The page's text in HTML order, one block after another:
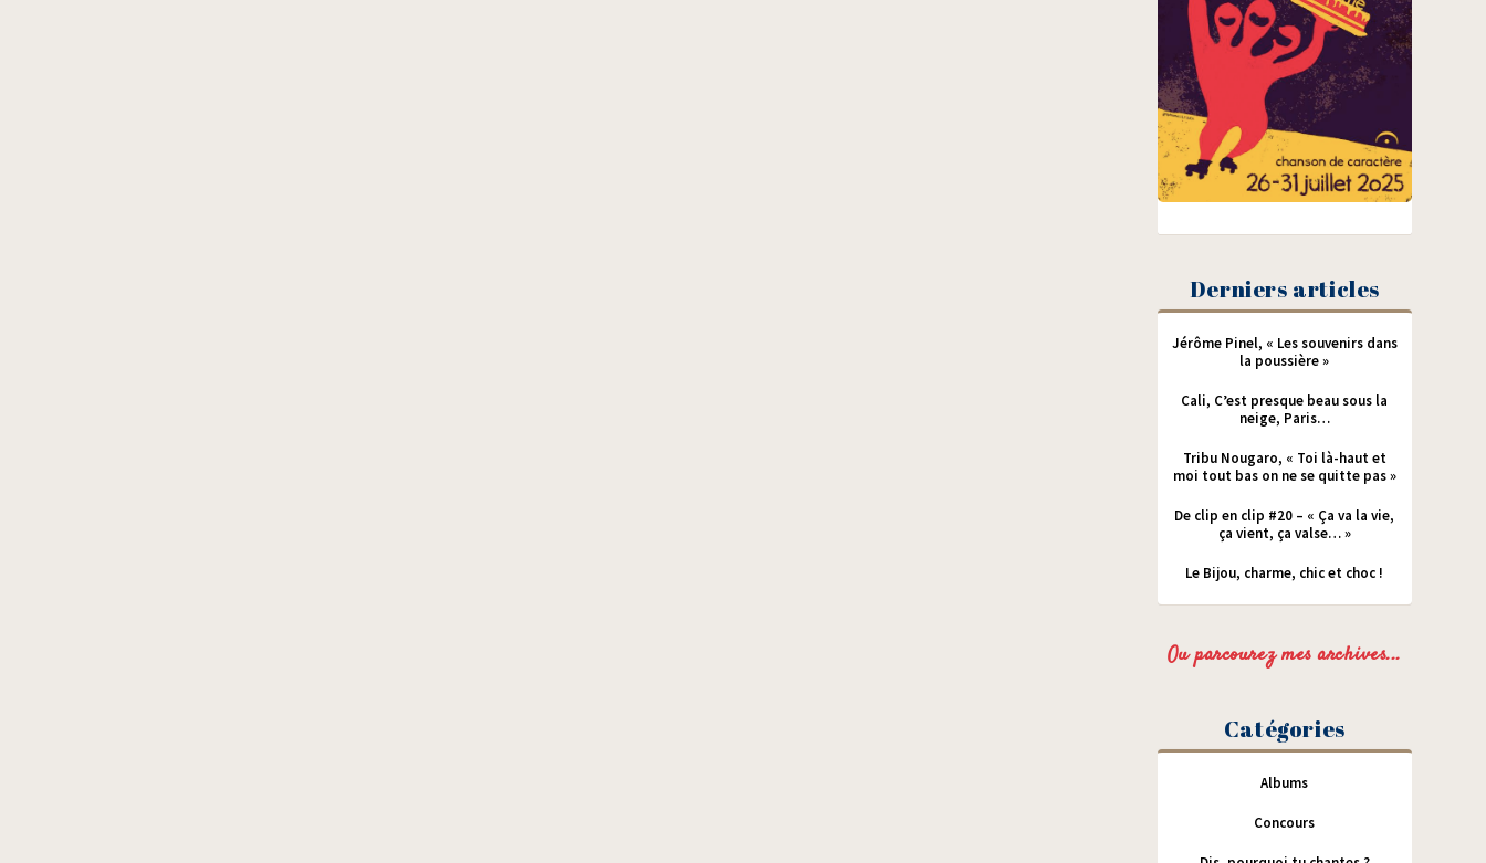
Derniers articles
Jérôme Pinel, « Les souvenirs dans
la poussière »
Cali, C’est presque beau sous la
neige, Paris…
Tribu Nougaro, « Toi là-haut et
moi tout bas on ne se quitte pas »
De clip en clip #20 – « Ça va la vie,
ça vient, ça valse… »
Le Bijou, charme, chic et choc !
Ou parcourez mes archives...
Catégories
Albums
Concours